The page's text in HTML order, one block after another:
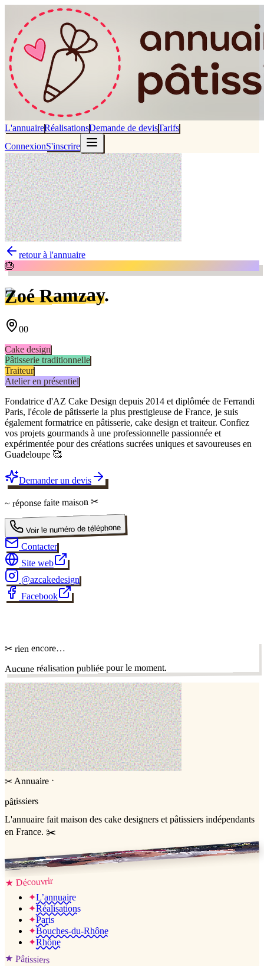
L'annuaireRéalisationsDemande de devisTarifs
ConnexionS'inscrire
retour à l'annuaire
🎂
Zoé Ramzay.
00
Cake design
Pâtisserie traditionnelle
Traiteur
Atelier en présentiel
Fondatrice d'AZ Cake Design depuis 2014 et diplômée de Ferrandi
Paris, l'école de pâtisserie la plus prestigieuse de France, je suis
également formatrice en pâtisserie, cake design et traiteur. Confiez
vos projets gourmands à une professionnelle passionnée et
expérimentée pour des créations sucrées uniques et savoureuses en
Guadeloupe 🥰
Demander un devis
~ réponsefaite maison ✂
Voir le numéro de téléphone
Contacter
Site web
@azcakedesign
Facebook
✂ rien encore…
Aucune réalisation publiée pour le moment.
✂ Annuaire ·
pâtissiers
L'annuaire fait maison des cake designers et pâtissiers indépendants
en France. ✂️
Jessica & Jérémy ♡
★ Découvrir
✦L’annuaire
✦Réalisations
✦Paris
✦Bouches-du-Rhône
✦Rhône
★ Pâtissiers